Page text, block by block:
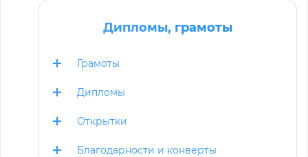
Дипломы, грамоты
Грамоты
Дипломы
Открытки
Благодарности и конверты